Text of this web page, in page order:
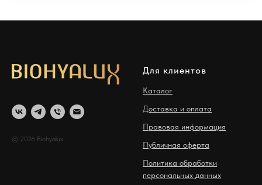
© 2026 Biohyalux
Для клиентов
Каталог
Доставка и оплата
Правовая информация
Публичная оферта
Политика обработки
персональных данных